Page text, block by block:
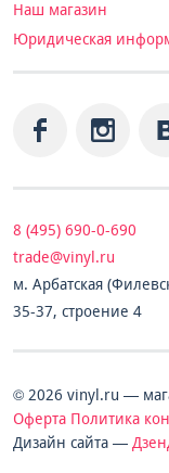
Наш магазин
Юридическая
8 (495) 690-0-690
trade@vinyl.ru
м. Арбатская
35-37, строение 4
© 2026 vinyl.ru —
Оферта Политика
Дизайн сайта —